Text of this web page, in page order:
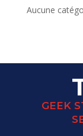
Aucune
GEEK